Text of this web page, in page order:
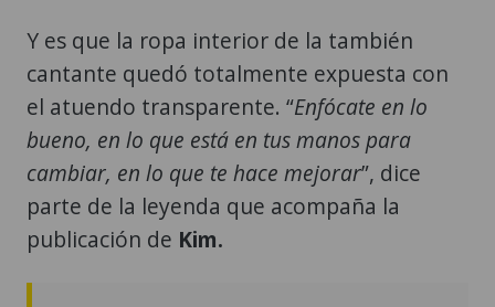
Y es que la ropa interior de la también
cantante quedó totalmente expuesta con
el atuendo transparente. “Enfócate en lo
bueno, en lo que está en tus manos para
cambiar, en lo que te hace mejorar”, dice
parte de la leyenda que acompaña la
publicación de Kim.